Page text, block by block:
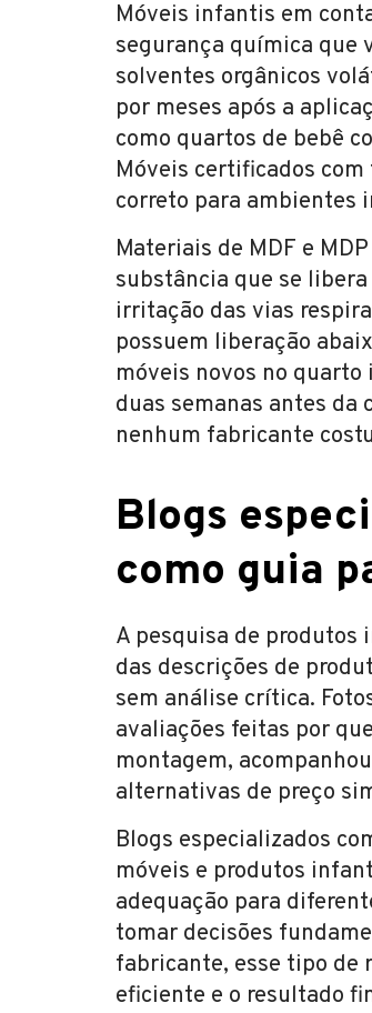
Móveis infantis em
segurança química que
solventes orgânicos
por meses após a
como quartos de bebê
Móveis certificados com
correto para ambientes
Materiais de MDF e
substância que se
irritação das vias
possuem liberação
móveis novos no
duas semanas antes da
nenhum fabricante
Blogs
como guia
A pesquisa de
das descrições de
sem análise crítica.
avaliações feitas por
montagem,
alternativas de preço
Blogs especializados
móveis e produtos
adequação para
tomar decisões
fabricante, esse tipo de
eficiente e o resultado